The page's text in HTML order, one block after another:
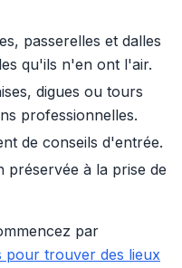
passerelles et dalles
qu'ils n'en ont l'air.
digues ou tours
professionnelles.
de conseils d'entrée.
préservée à la prise de
par
pour trouver des lieux